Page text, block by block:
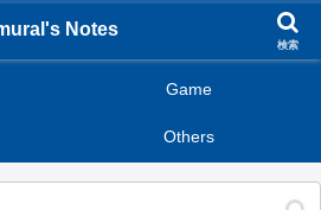
Game
Others
Notes
検索